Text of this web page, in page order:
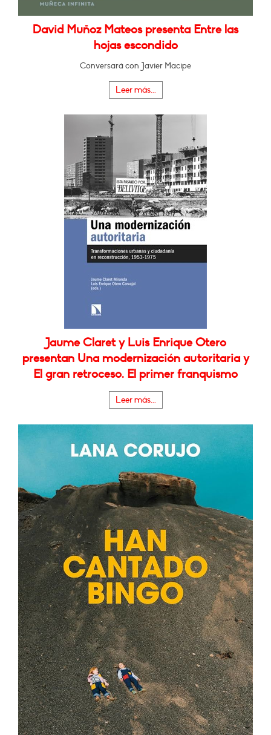
David Muñoz Mateos presenta Entre las
hojas escondido
Conversará con Javier Macipe
Leer más...
Jaume Claret y Luis Enrique Otero
presentan Una modernización autoritaria y
El gran retroceso. El primer franquismo
Leer más...